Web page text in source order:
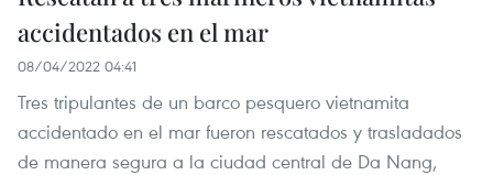
accidentados en el mar
08/04/2022 04:41
Tres tripulantes de un barco pesquero vietnamita
accidentado en el mar fueron rescatados y trasladados
de manera segura a la ciudad central de Da Nang,